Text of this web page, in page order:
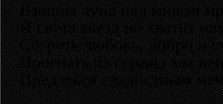
Взошла луна над миром
И света звезд не хватит
Согреть любовь, добро и
Прогнать из сердца зла
Предаться сладостным